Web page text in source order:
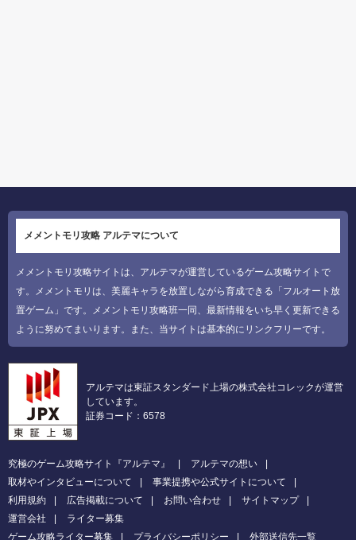
メメントモリ攻略 アルテマについて
メメントモリ攻略サイトは、アルテマが運営しているゲーム攻略サイトで
す。メメントモリは、美麗キャラを放置しながら育成できる「フルオート放
置ゲーム」です。メメントモリ攻略班一同、最新情報をいち早く更新できる
ように努めてまいります。また、当サイトは基本的にリンクフリーです。
アルテマは東証スタンダード上場の株式会社コレックが運営
しています。
証券コード：6578
究極のゲーム攻略サイト『アルテマ』
アルテマの想い
取材やインタビューについて
事業提携や公式サイトについて
利用規約
広告掲載について お問い合わせ
サイトマップ
運営会社
ライター募集
ゲーム攻略ライター募集
プライバシーポリシー 外部送信先一覧